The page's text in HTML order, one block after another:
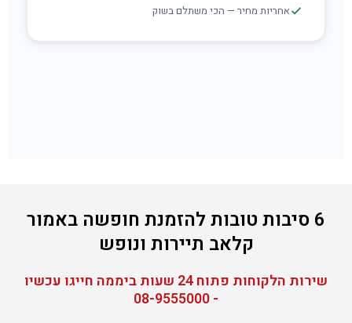
אחריות מחיר — הכי משתלם בשוק
6 סיבות טובות להזמנת חופשה באמור
קלאב תיירות ונופש
שירות הלקוחות פתוח 24 שעות ביממה חייגו עכשיו
- 08-9555000